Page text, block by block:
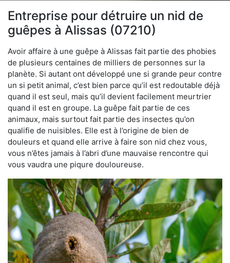
Entreprise pour détruire un nid de
guêpes à Alissas (07210)
Avoir affaire à une guêpe à Alissas fait partie des phobies
de plusieurs centaines de milliers de personnes sur la
planète. Si autant ont développé une si grande peur contre
un si petit animal, c’est bien parce qu’il est redoutable déjà
quand il est seul, mais qu’il devient facilement meurtrier
quand il est en groupe. La guêpe fait partie de ces
animaux, mais surtout fait partie des insectes qu’on
qualifie de nuisibles. Elle est à l’origine de bien de
douleurs et quand elle arrive à faire son nid chez vous,
vous n’êtes jamais à l’abri d’une mauvaise rencontre qui
vous vaudra une piqure douloureuse.